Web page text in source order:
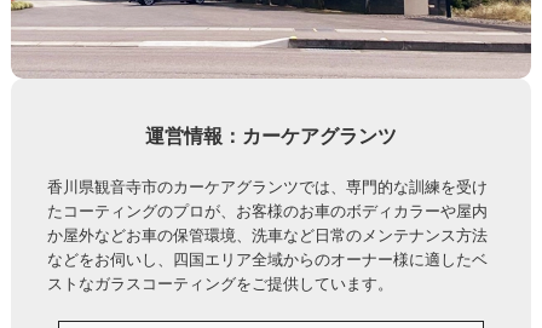
運営情報：カーケアグランツ
香川県観音寺市のカーケアグランツでは、専門的な訓練を受け
たコーティングのプロが、お客様のお車のボディカラーや屋内
か屋外などお車の保管環境、洗車など日常のメンテナンス方法
などをお伺いし、四国エリア全域からのオーナー様に適したベ
ストなガラスコーティングをご提供しています。